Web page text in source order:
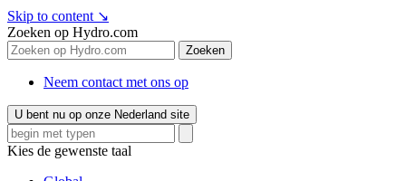
Skip to content ↘
Zoeken op Hydro.com
Zoeken
Neem contact met ons op
U bent nu op onze Nederland site
Kies de gewenste taal